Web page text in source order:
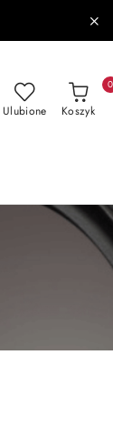
Ulubione Koszyk
0